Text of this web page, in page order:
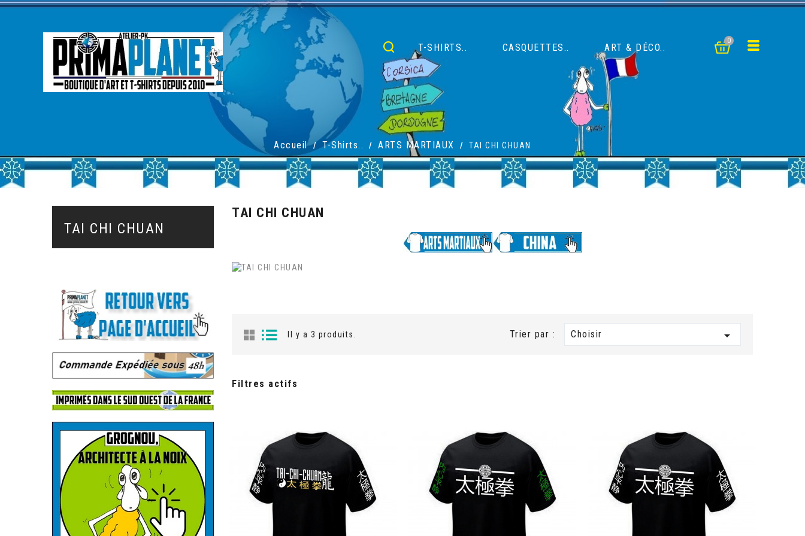
0
T-SHIRTS.. CASQUETTES.. ART & DÉCO..
Accueil T-Shirts.. ARTS MARTIAUX TAI CHI CHUAN
TAI CHI CHUAN
TAI CHI CHUAN
Il y a 3 produits. Trier par : Choisir 
Filtres actifs